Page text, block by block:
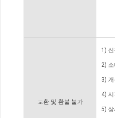
교환 및 환불 불가
1)
2)
3)
4)
5)